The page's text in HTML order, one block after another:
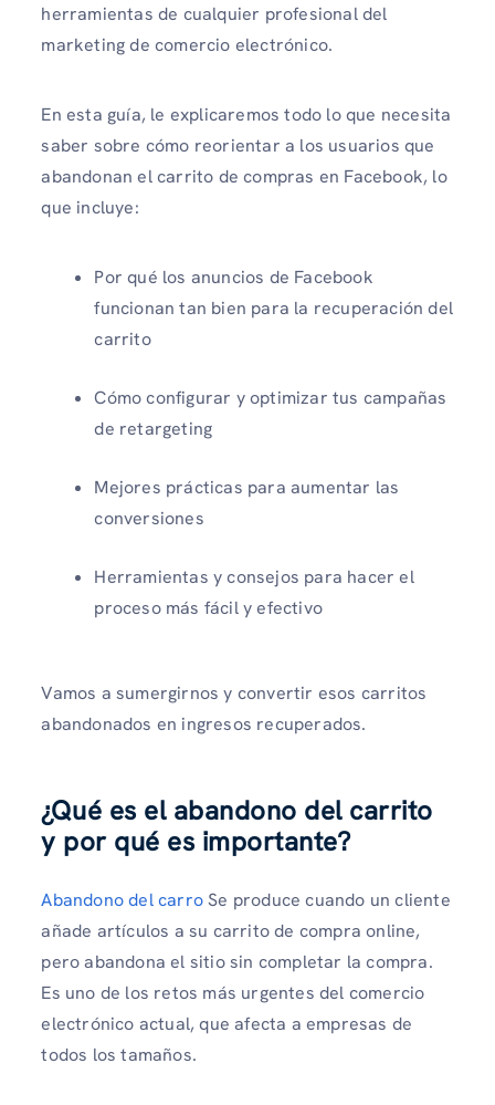
herramientas de cualquier profesional del
marketing de comercio electrónico.
En esta guía, le explicaremos todo lo que necesita
saber sobre cómo reorientar a los usuarios que
abandonan el carrito de compras en Facebook, lo
que incluye:
Por qué los anuncios de Facebook
funcionan tan bien para la recuperación del
carrito
Cómo configurar y optimizar tus campañas
de retargeting
Mejores prácticas para aumentar las
conversiones
Herramientas y consejos para hacer el
proceso más fácil y efectivo
Vamos a sumergirnos y convertir esos carritos
abandonados en ingresos recuperados.
¿Qué es el abandono del carrito
y por qué es importante?
Abandono del carroSe produce cuando un cliente
añade artículos a su carrito de compra online,
pero abandona el sitio sin completar la compra.
Es uno de los retos más urgentes del comercio
electrónico actual, que afecta a empresas de
todos los tamaños.